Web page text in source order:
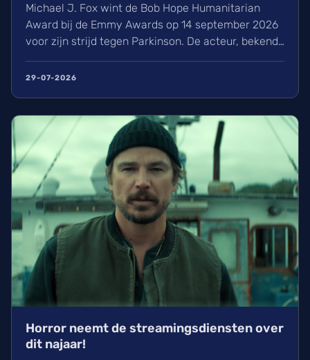
Michael J. Fox wint de Bob Hope Humanitarian
Award bij de Emmy Awards op 14 september 2026
voor zijn strijd tegen Parkinson. De acteur, bekend
zijn stichting al meer dan 3 miljard dollar
Angeles!
29-07-2026
Horror neemt de streamingsdiensten over
dit najaar!